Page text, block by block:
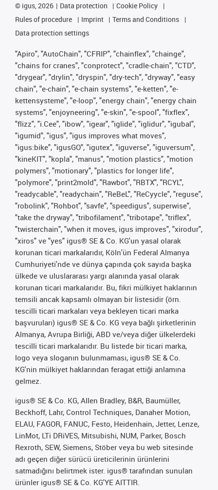
© igus, 2026 Data protection
Cookie Policy
Rules of procedure
Imprint
Terms and Conditions
Data protection settings
"Apiro", "AutoChain", "CFRIP", "chainflex", "chainge",
"chains for cranes", "conprotect", "cradle-chain", "CTD",
"drygear", "drylin", "dryspin", "dry-tech", "dryway", "easy
chain", "e-chain", "e-chain systems", "e-ketten", "e-
kettensysteme", "e-loop", "energy chain", "energy chain
systems", "enjoyneering", "e-skin", "e-spool", "fixflex",
"flizz", "i.Cee", "ibow", "igear", "iglide", "iglidur", "igubal",
"igumid", "igus", "igus improves what moves",
"igus:bike", "igusGO", "igutex", "iguverse", "iguversum",
"kineKIT", "kopla", "manus", "motion plastics", "motion
polymers", "motionary", "plastics for longer life",
"polymore", "print2mold", "Rawbot", "RBTX", "RCYL",
"readycable", "readychain", "ReBeL", "ReCyycle", "reguse",
"robolink", "Rohbot", "savfe", "speedigus", superwise",
"take the dryway", "tribofilament", "tribotape", "triflex",
"twisterchain", "when it moves, igus improves", "xirodur",
"xiros" ve "yes" igus® SE & Co. KG'un yasal olarak
korunan ticari markalarıdır, Köln'ün Federal Almanya
Cumhuriyeti'nde ve dünya çapında çok sayıda başka
ülkede ve uluslararası yargı alanında yasal olarak
korunan ticari markalarıdır. Bu, fikri mülkiyet haklarının
temsili ancak kapsamlı olmayan bir listesidir (örn.
tescilli ticari markaları veya bekleyen ticari marka
başvuruları) igus® SE & Co. KG veya bağlı şirketlerinin
Almanya, Avrupa Birliği, ABD ve/veya diğer ülkelerdeki
tescilli ticari markalarıdır. Bu listede bir ticari marka,
logo veya sloganın bulunmaması, igus® SE & Co.
KG'nin mülkiyet haklarından feragat ettiği anlamına
gelmez.
igus® SE & Co. KG, Allen Bradley, B&R, Baumüller,
Beckhoff, Lahr, Control Techniques, Danaher Motion,
ELAU, FAGOR, FANUC, Festo, Heidenhain, Jetter, Lenze,
LinMot, LTi DRiVES, Mitsubishi, NUM, Parker, Bosch
Rexroth, SEW, Siemens, Stöber veya bu web sitesinde
adı geçen diğer sürücü üreticilerinin ürünlerini
satmadığını belirtmek ister. igus® tarafından sunulan
ürünler igus® SE & Co. KG'YE AITTIR.